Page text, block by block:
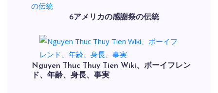
6アメリカの感謝祭の伝統
Nguyen Thuc Thuy Tien Wiki、ボーイフレン
ド、年齢、身長、事実